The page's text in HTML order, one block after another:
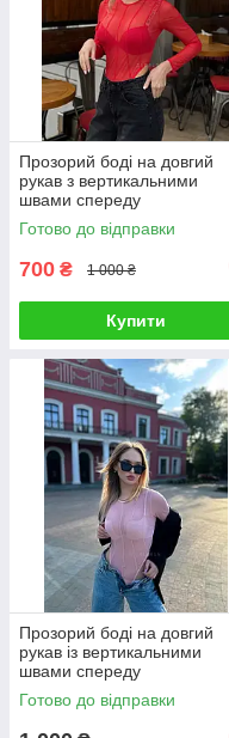
Прозорий боді на довгий
рукав з вертикальними
швами спереду
Готово до відправки
700 ₴ 1 000 ₴
Купити
Прозорий боді на довгий
рукав із вертикальними
швами спереду
Готово до відправки